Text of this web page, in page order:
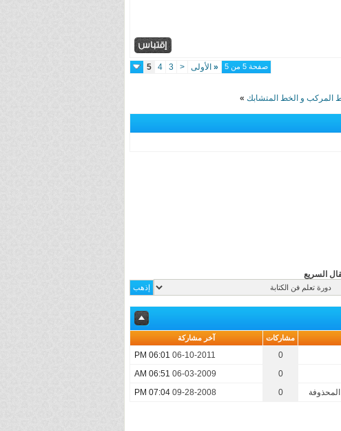
صفحة 5 من 5 « الأولى <
3
4
5
المركب و الخط المتشابك »
السريع
مشاركات آخر مشاركة
0
06-10-2011
06:01 PM
0
06-03-2009
06:51 AM
0
09-28-2008
07:04 PM